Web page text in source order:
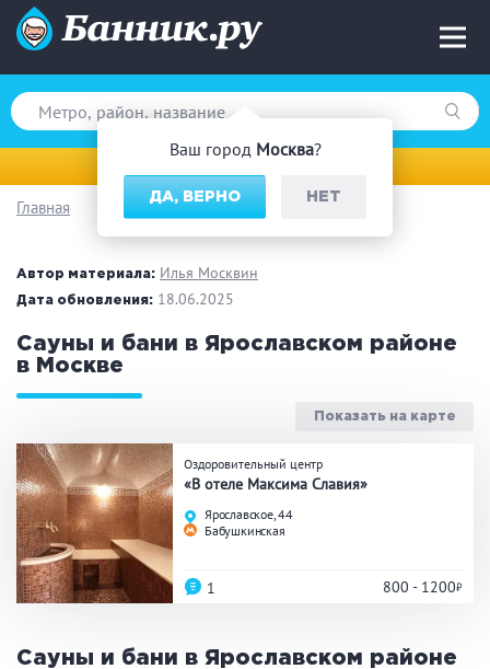
Ваш город Москва?
ДА, ВЕРНО НЕТ
Вид парной
Русская баня
Финская сауна
На дровах
Загородный отдых
Премиум бани
Праздник/Корпоратив
Вместимость
до 10 человек
от 10 до 20 человек
Главная
Автор материала: Илья Москвин
Дата обновления: 18.06.2025
Сауны и бани в Ярославском районе
в Москве
Показать на карте
Оздоровительный центр
«В отеле Максима Славия»
Ярославское, 44
Бабушкинская
800 - 1200
1
Сауны и бани в Ярославском районе